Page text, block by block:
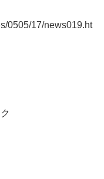
0505/17/news019.ht